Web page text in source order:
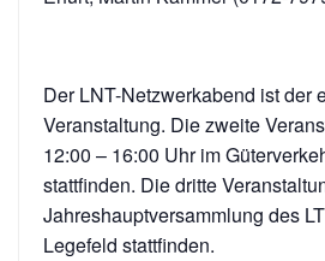
Der LNT-Netzwerkabend ist der
Veranstaltung. Die zweite
12:00 – 16:00 Uhr im
stattfinden. Die dritte
Jahreshauptversammlung des
Legefeld stattfinden.